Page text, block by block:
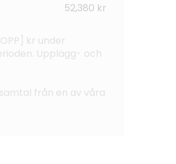
52,380 kr
kr under
Upplägg- och
från en av våra